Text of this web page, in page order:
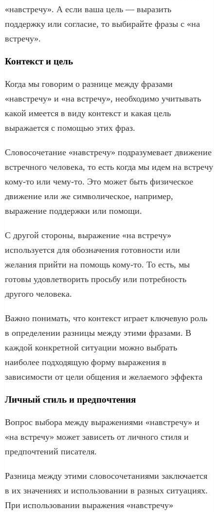
«навстречу». А если ваша цель — выразить
поддержку или согласие, то выбирайте фразы с «на
встречу».
Контекст и цель
Когда мы говорим о разнице между фразами
«навстречу» и «на встречу», необходимо учитывать
какой имеется в виду контекст и какая цель
выражается с помощью этих фраз.
Словосочетание «навстречу» подразумевает движение
встречного человека, то есть когда мы идем на встречу
кому-то или чему-то. Это может быть физическое
движение или же символическое, например,
выражение поддержки или помощи.
С другой стороны, выражение «на встречу»
используется для обозначения готовности или
желания прийти на помощь кому-то. То есть, мы
готовы удовлетворить просьбу или потребность
другого человека.
Важно понимать, что контекст играет ключевую роль
в определении разницы между этими фразами. В
каждой конкретной ситуации можно выбрать
наиболее подходящую форму выражения в
зависимости от цели общения и желаемого эффекта
Личный стиль и предпочтения
Вопрос выбора между выражениями «навстречу» и
«на встречу» может зависеть от личного стиля и
предпочтений писателя.
Разница между этими словосочетаниями заключается
в их значениях и использовании в разных ситуациях.
При использовании выражения «навстречу»